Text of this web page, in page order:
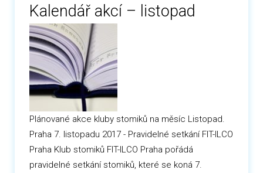
Kalendář akcí – listopad
Plánované akce kluby stomiků na měsíc Listopad.
Praha 7. listopadu 2017 - Pravidelné setkání FIT-ILCO
Praha Klub stomiků FIT-ILCO Praha pořádá
pravidelné setkání stomiků, které se koná 7.